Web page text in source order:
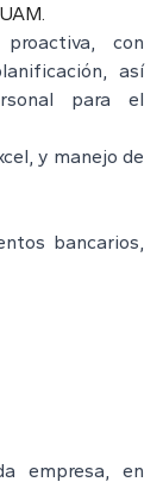
proactiva, con
así
para el
y manejo de
bancarios,
empresa, en